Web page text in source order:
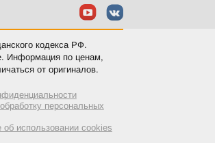
кодекса РФ.
Информация по ценам,
от оригиналов.
персональных
использовании cookies